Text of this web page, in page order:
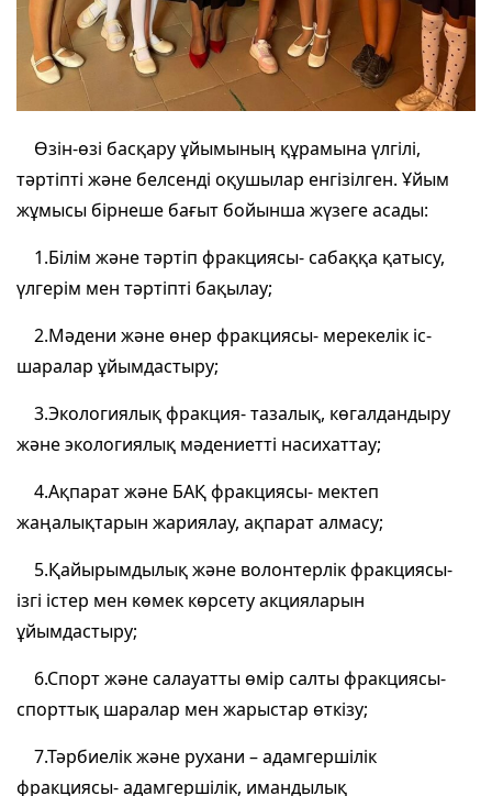
Өзін-өзі басқару ұйымының құрамына үлгілі,
тәртіпті және белсенді оқушылар енгізілген. Ұйым
жұмысы бірнеше бағыт бойынша жүзеге асады:
1.Білім және тәртіп фракциясы- сабаққа қатысу,
үлгерім мен тәртіпті бақылау;
2.Мәдени және өнер фракциясы- мерекелік іс-
шаралар ұйымдастыру;
3.Экологиялық фракция- тазалық, көгалдандыру
және экологиялық мәдениетті насихаттау;
4.Ақпарат және БАҚ фракциясы- мектеп
жаңалықтарын жариялау, ақпарат алмасу;
5.Қайырымдылық және волонтерлік фракциясы-
ізгі істер мен көмек көрсету акцияларын
ұйымдастыру;
6.Спорт және салауатты өмір салты фракциясы-
спорттық шаралар мен жарыстар өткізу;
7.Тәрбиелік және рухани – адамгершілік
фракциясы- адамгершілік, имандылық